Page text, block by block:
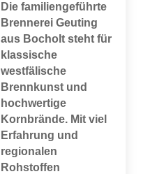
Die familiengeführte
Brennerei Geuting
aus Bocholt steht für
klassische
westfälische
Brennkunst und
hochwertige
Kornbrände. Mit viel
Erfahrung und
regionalen
Rohstoffen